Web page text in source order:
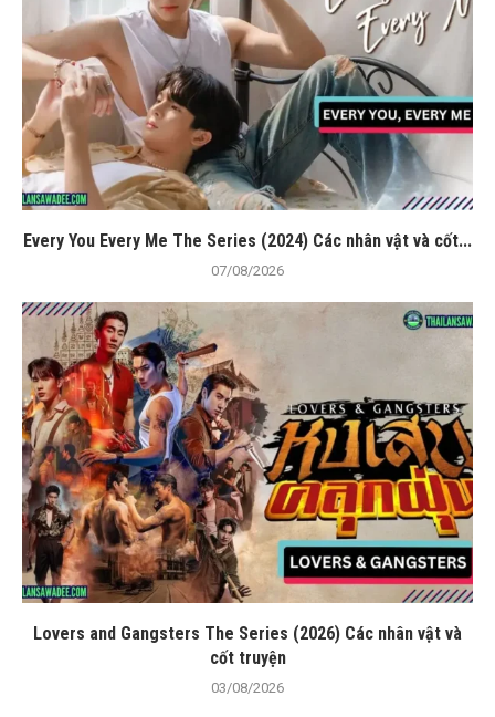
Every You Every Me The Series (2024) Các nhân vật và cốt...
07/08/2026
Lovers and Gangsters The Series (2026) Các nhân vật và
cốt truyện
03/08/2026